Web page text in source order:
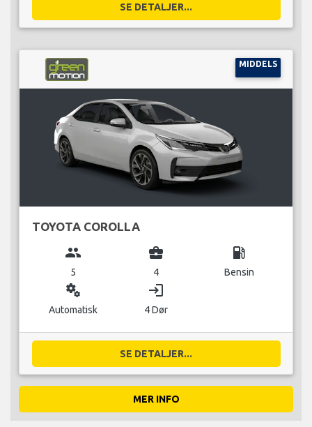
SE DETALJER...
MIDDELS
TOYOTA COROLLA
group
5
business_center
4
local_gas_station
Bensin
miscellaneous_services
Automatisk
login
4 Dør
SE DETALJER...
MER INFO